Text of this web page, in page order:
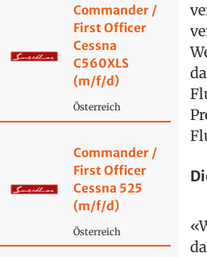
Commander /
First Officer
Cessna
C560XLS
(m/f/d)
Österreich
Commander /
First Officer
Cessna 525
(m/f/d)
Österreich